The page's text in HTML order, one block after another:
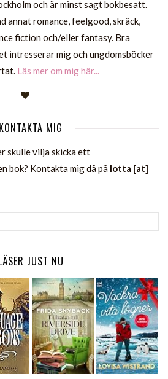
och är minst sagt bokbesatt.
annat romance, feelgood, skräck,
fiction och/eller fantasy. Bra
intresserar mig och ungdomsböcker
Läs mer om mig här...
KONTAKTA MIG
skulle vilja skicka ett
bok? Kontakta mig då på lotta [at]
JUST NU